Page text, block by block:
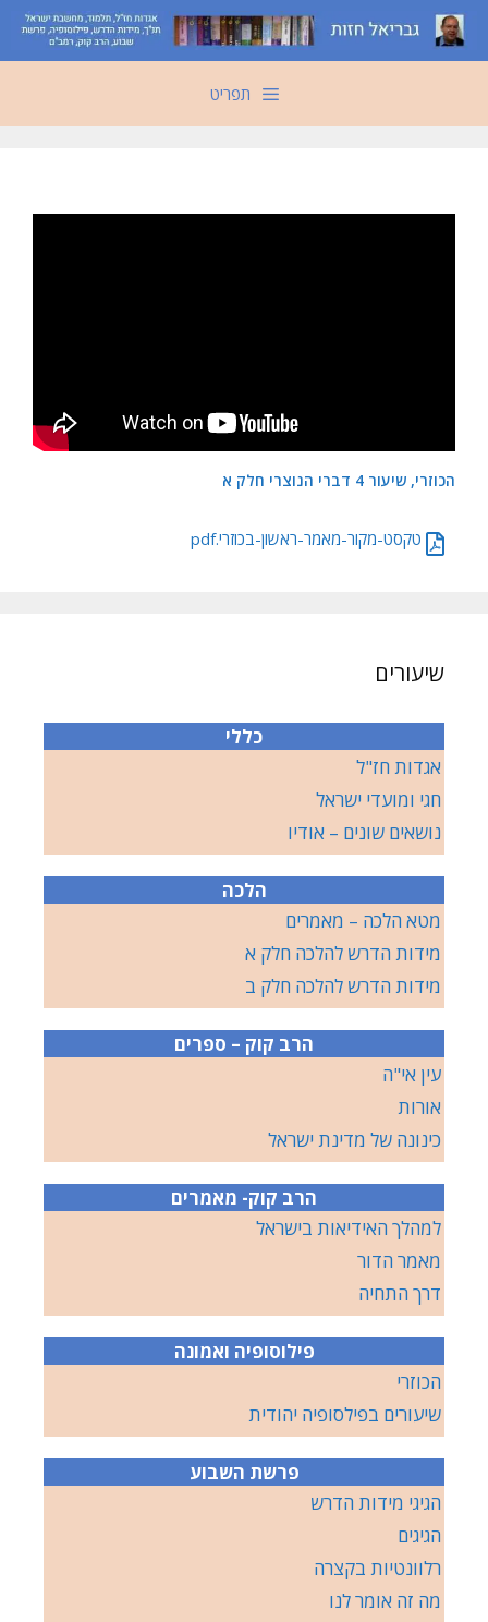
לדלג
לתוכן
תפריט
הכוזרי, שיעור 4 דברי הנוצרי חלק א
טקסט-מקור-מאמר-ראשון-בכוזרי.pdf
שיעורים
כללי
אגדות חז"ל
חגי ומועדי ישראל
נושאים שונים – אודיו
הלכה
מטא הלכה – מאמרים
מידות הדרש להלכה חלק א
מידות הדרש להלכה חלק ב
הרב קוק – ספרים
עין אי"ה
אורות
כינונה של מדינת ישראל
הרב קוק- מאמרים
למהלך האידיאות בישראל
מאמר הדור
דרך התחיה
פילוסופיה ואמונה
הכוזרי
שיעורים בפילסופיה יהודית
פרשת השבוע
הגיגי מידות הדרש
הגיגים
רלוונטיות בקצרה
מה זה אומר לנו